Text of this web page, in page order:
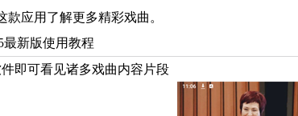
款应用了解更多精彩戏曲。
最新版使用教程
即可看见诸多戏曲内容片段